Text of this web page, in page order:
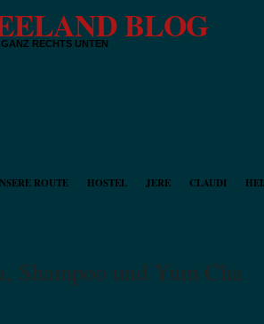
BLOG
RECHTS UNTEN
ROUTE HOSTEL JERE CLAUDI
Shampoo und Yum Cha